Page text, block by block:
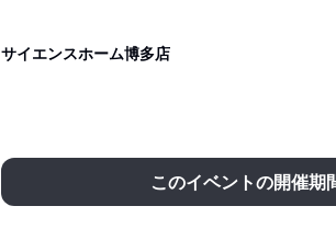
サイエンスホーム博多店
このイベントの開催期